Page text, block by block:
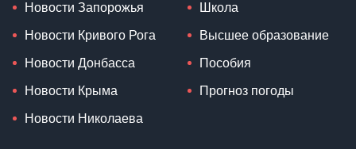
Новости Запорожья
Новости Кривого Рога
Новости Донбасса
Новости Крыма
Новости Николаева
Школа
Высшее образование
Пособия
Прогноз погоды